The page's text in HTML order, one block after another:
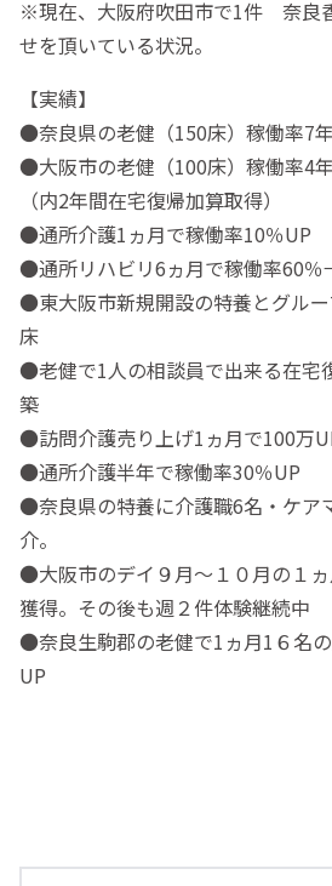
※現在、大阪府吹田市で1件 奈良
せを頂いている状況。
【実績】
●奈良県の老健（150床）稼働率7
●大阪市の老健（100床）稼働率4
（内2年間在宅復帰加算取得）
●通所介護1ヵ月で稼働率10％
●通所リハビリ6ヵ月で稼働率60
●東大阪市新規開設の特養とグル
床
●老健で1人の相談員で出来る在宅
築
●訪問介護売り上げ1ヵ月で100万
●通所介護半年で稼働率30％UP
●奈良県の特養に介護職6名・ケア
介。
●大阪市のデイ９月～１０月の１
獲得。その後も週２件体験継続中
●奈良生駒郡の老健で1ヵ月1６名
UP